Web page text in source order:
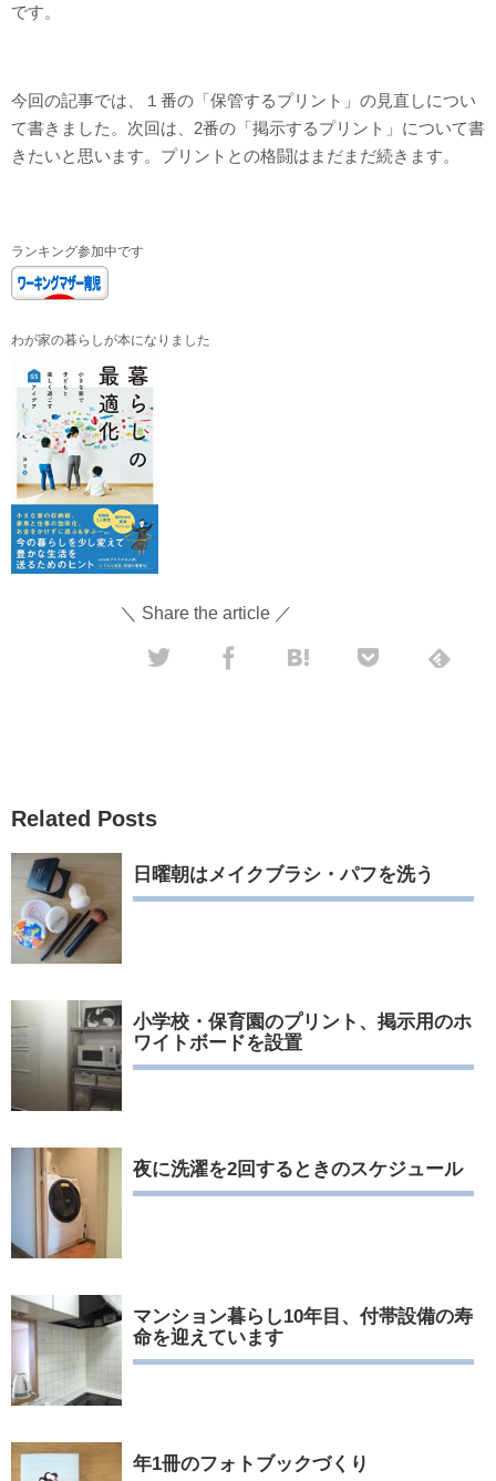
です。
今回の記事では、１番の「保管するプリント」の見直しについ
て書きました。次回は、2番の「掲示するプリント」について書
きたいと思います。プリントとの格闘はまだまだ続きます。
ランキング参加中です
わが家の暮らしが本になりました
＼ Share the article ／
Related Posts
日曜朝はメイクブラシ・パフを洗う
小学校・保育園のプリント、掲示用のホ
ワイトボードを設置
夜に洗濯を2回するときのスケジュール
マンション暮らし10年目、付帯設備の寿
命を迎えています
年1冊のフォトブックづくり